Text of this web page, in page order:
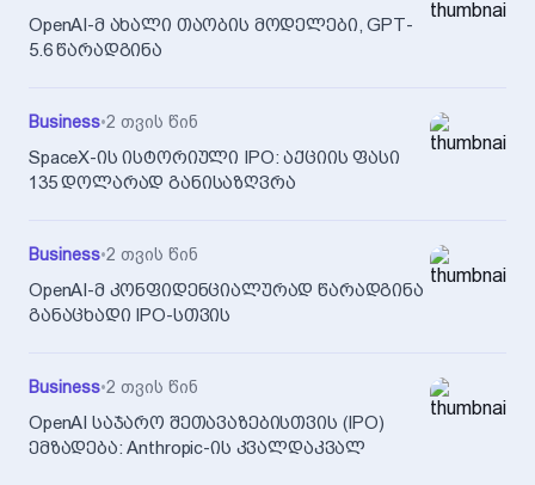
OpenAI-მ ახალი თაობის მოდელები, GPT-
5.6 წარადგინა
Business•2 თვის წინ
SpaceX-ის ისტორიული IPO: აქციის ფასი
135 დოლარად განისაზღვრა
Business•2 თვის წინ
OpenAI-მ კონფიდენციალურად წარადგინა
განაცხადი IPO-სთვის
Business•2 თვის წინ
OpenAI საჯარო შეთავაზებისთვის (IPO)
ემზადება: Anthropic-ის კვალდაკვალ